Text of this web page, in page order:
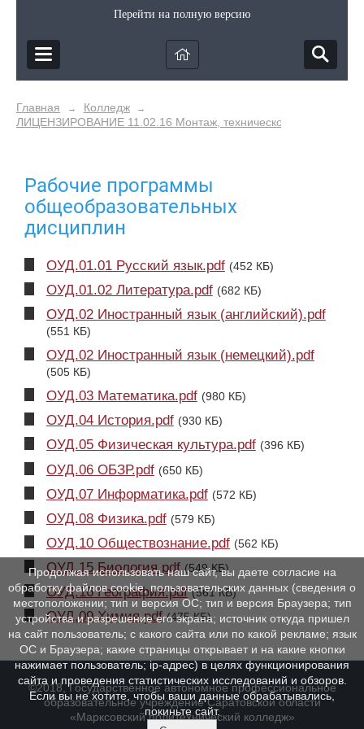
Перейти на полную версию
Главная → Колледж →
ЛИЦЕНЗИРОВАНИЕ 11.02.16 Монтаж, техническое
Рабочие программы
общеобразовательных
дисциплин
ОУД.01.01 Русский язык.pdf (452 КБ)
ОУД.01.02 Литература.pdf (682 КБ)
ОУД.02 Иностранный язык (английский).pdf
(551 КБ)
ОУД.02 Иностранный язык (немецкий).pdf
(505 КБ)
ОУД.03 Математика.pdf (980 КБ)
ОУД.04 История.pdf (930 КБ)
ОУД.05 Физическая культура.pdf (396 КБ)
ОУД.06 ОБЗР.pdf (650 КБ)
ОУД.07 Информатика.pdf (572 КБ)
ОУД.08 Физика.pdf (579 КБ)
ОУД.10 Обществознание.pdf (562 КБ)
ОУД.15 Биология.pdf (549 КБ)
ОУД.16 География.pdf (561 КБ)
ОУД.09 Химия.pdf (475 КБ)
©2018, Государственное автономное профессиональное
образовательное учреждение Саратовской области
«Марксовский политехнический колледж»
Продолжая использовать наш сайт, вы даете согласие на
обработку файлов cookie, пользовательских данных (сведения о
местоположении; тип и версия ОС; тип и версия Браузера; тип
устройства и разрешение его экрана; источник откуда пришел
на сайт пользователь; с какого сайта или по какой рекламе; язык
ОС и Браузера; какие страницы открывает и на какие кнопки
нажимает пользователь; ip-адрес) в целях функционирования
сайта и проведения статистических исследований и обзоров.
Если вы не хотите, чтобы ваши данные обрабатывались,
покиньте сайт.